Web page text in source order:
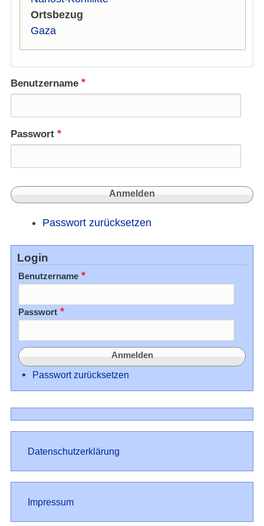
Ortsbezug
Gaza
Benutzername
Passwort
Passwort zurücksetzen
Login
Benutzername
Passwort
Passwort zurücksetzen
Datenschutz
Datenschutzerklärung
Impressum
Impressum